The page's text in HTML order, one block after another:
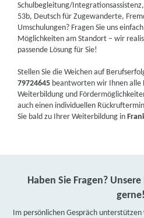
Schulbegleitung/
53b, Deutsch für Zugewanderte,
Umschulungen? Fragen Sie uns
Möglichkeiten am Standort – wir
passende Lösung für Sie!
Stellen Sie die Weichen auf
79724645 beantworten wir Ihnen alle
Weiterbildung und
auch einen individuellen
Sie bald zu Ihrer Weiterbildung in
Haben Sie Fragen?
gerne!
Im persönlichen Gespräch unterstützen